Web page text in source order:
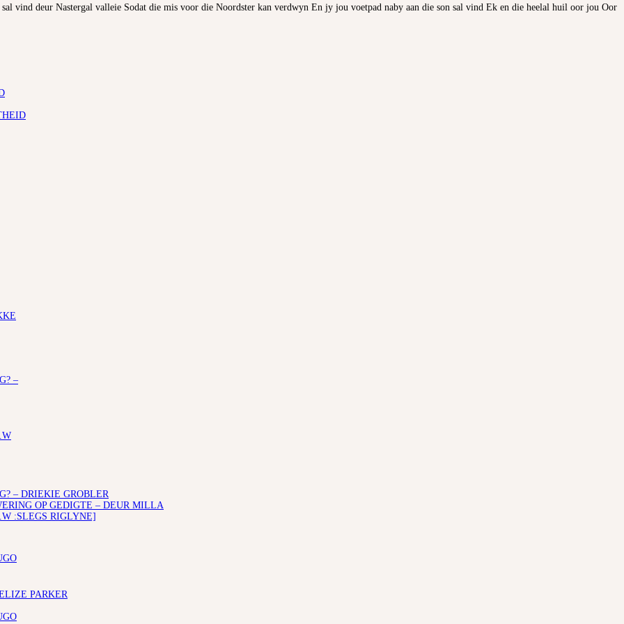
–
– DRIEKIE GROBLER
OP GEDIGTE – DEUR MILLA
:SLEGS RIGLYNE]
PARKER
vind deur Nastergal valleie Sodat die mis voor die Noordster kan verdwyn En jy jou voetpad naby aan die son sal vind Ek en die heelal huil oor jou Oor